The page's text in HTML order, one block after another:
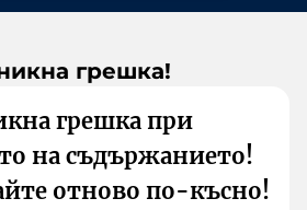
грешка!
грешка при
на съдържанието!
отново по-късно!